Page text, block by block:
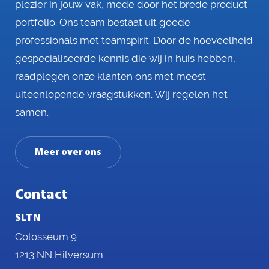
plezier in jouw vak, mede door het brede product
portfolio. Ons team bestaat uit goede
professionals met teamspirit. Door de hoeveelheid
gespecialiseerde kennis die wij in huis hebben,
raadplegen onze klanten ons met meest
uiteenlopende vraagstukken. Wij regelen het
samen.
Meer over ons
Contact
SLTN
Colosseum 9
1213 NN Hilversum